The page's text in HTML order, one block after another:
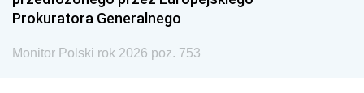
Prokuratora Generalnego
Monitor Polski rok 2026 poz. 753